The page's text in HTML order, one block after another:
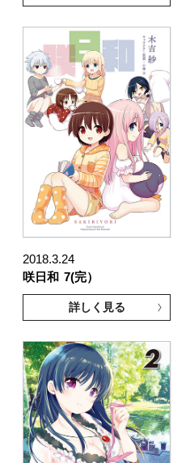
2018.3.24
咲日和 7(完）
詳しく見る